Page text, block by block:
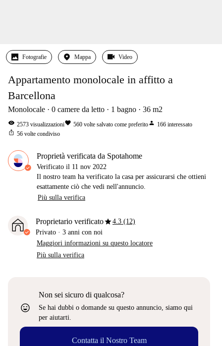
Fotografie Mappa Video
Appartamento monolocale in affitto a
Barcellona
Monolocale 0 camere da letto 1 bagno 36 m2
visibility 2573 visualizzazionifavorite 560 volte salvato come preferitoperson 166 interessato
ios_share 56 volte condiviso
Proprietà verificata da Spotahome
Verificato il 11 nov 2022
Il nostro team ha verificato la casa per assicurarsi che ottieni
esattamente ciò che vedi nell'annuncio.
Più sulla verifica
Proprietario verificatostar4.3 (12)
Privato · 3 anni con noi
Maggiori informazioni su questo locatore
Più sulla verifica
sentiment_very_satisfied
Non sei sicuro di qualcosa?
Se hai dubbi o domande su questo annuncio, siamo qui
per aiutarti.
Contatta il Nostro Team